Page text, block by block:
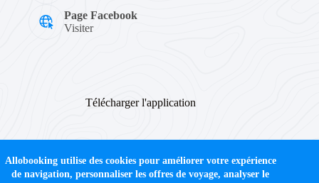
Allobooking utilise des cookies pour améliorer votre expérience
de navigation, personnaliser les offres de voyage, analyser le
Page Facebook
Visiter
Télécharger l'application